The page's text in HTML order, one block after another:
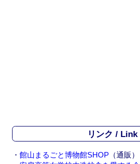
リンク / Link
・ 館山まるごと博物館SHOP （通販）